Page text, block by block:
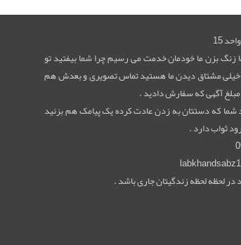
زنگ بزن ما خودمان خدمت می رسیم چرا شما بیفتید تو
مشتاق دیدن ما هستید تماس تصویری و بعدش هم
آگهی که سفارش دادید .
شما که دستتان به زدن عادت کرده یک پیامک هم بزنید
ثواب دارد .
در لحظه لحظه زندگیتان جاری باشد .